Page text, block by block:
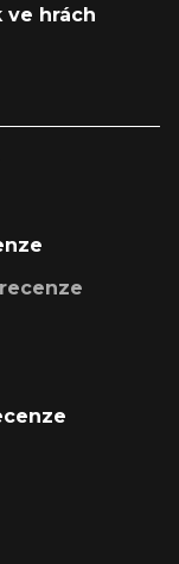
ve hrách